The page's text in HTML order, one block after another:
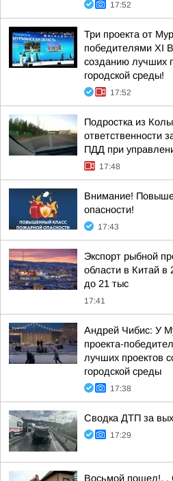
17:52
Три проекта от
победителями XI
созданию лучших
городской среды!
17:52
Подростка из
ответственности
ПДД при
17:48
Внимание!
опасности!
17:43
Экспорт рыбной
области в Китай в
до 21 тыс
17:41
Андрей Чибис: У
проекта-
лучших проектов
городской среды
17:38
Сводка ДТП за
17:29
Восьмой пошел!. .